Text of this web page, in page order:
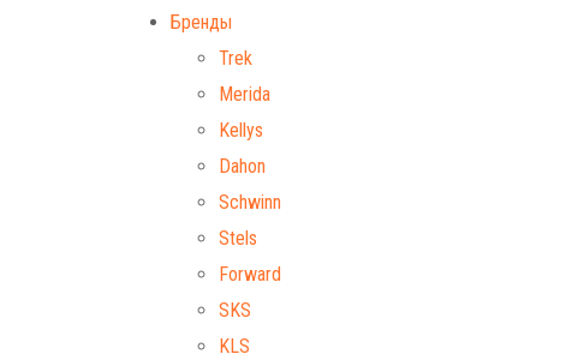
Бренды
Trek
Merida
Kellys
Dahon
Schwinn
Stels
Forward
SKS
KLS